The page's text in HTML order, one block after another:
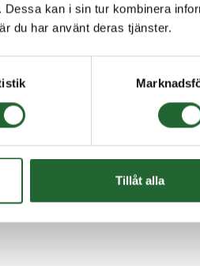
kan i sin tur kombinera
du har använt deras tjänster.
Tillåt alla